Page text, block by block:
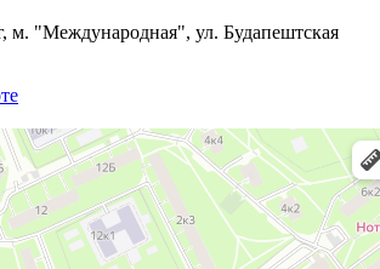
м. "Международная", ул. Будапештская